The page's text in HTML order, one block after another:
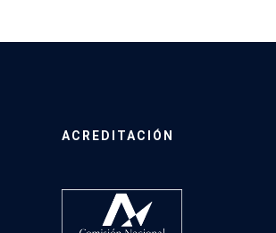
ACREDITACIÓN